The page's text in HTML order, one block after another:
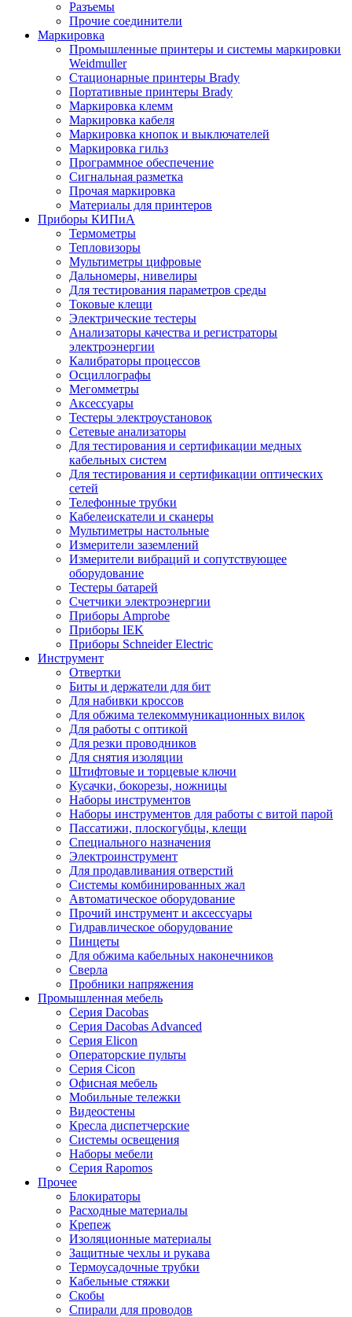
Разъемы
Прочие соединители
Маркировка
Промышленные принтеры и системы маркировки
Weidmuller
Стационарные принтеры Brady
Портативные принтеры Brady
Маркировка клемм
Маркировка кабеля
Маркировка кнопок и выключателей
Маркировка гильз
Программное обеспечение
Сигнальная разметка
Прочая маркировка
Материалы для принтеров
Приборы КИПиА
Термометры
Тепловизоры
Мультиметры цифровые
Дальномеры, нивелиры
Для тестирования параметров среды
Токовые клещи
Электрические тестеры
Анализаторы качества и регистраторы
электроэнергии
Калибраторы процессов
Осциллографы
Мегомметры
Аксессуары
Тестеры электроустановок
Сетевые анализаторы
Для тестирования и сертификации медных
кабельных систем
Для тестирования и сертификации оптических
сетей
Телефонные трубки
Кабелеискатели и сканеры
Мультиметры настольные
Измерители заземлений
Измерители вибраций и сопутствующее
оборудование
Тестеры батарей
Счетчики электроэнергии
Приборы Amprobe
Приборы IEK
Приборы Schneider Electric
Инструмент
Отвертки
Биты и держатели для бит
Для набивки кроссов
Для обжима телекоммуникационных вилок
Для работы с оптикой
Для резки проводников
Для снятия изоляции
Штифтовые и торцевые ключи
Кусачки, бокорезы, ножницы
Наборы инструментов
Наборы инструментов для работы с витой парой
Пассатижи, плоскогубцы, клещи
Специального назначения
Электроинструмент
Для продавливания отверстий
Системы комбинированных жал
Автоматическое оборудование
Прочий инструмент и аксессуары
Гидравлическое оборудование
Пинцеты
Для обжима кабельных наконечников
Сверла
Пробники напряжения
Промышленная мебель
Серия Dacobas
Серия Dacobas Advanced
Серия Elicon
Операторские пульты
Серия Cicon
Офисная мебель
Мобильные тележки
Видеостены
Кресла диспетчерские
Системы освещения
Наборы мебели
Серия Rapomos
Прочее
Блокираторы
Расходные материалы
Крепеж
Изоляционные материалы
Защитные чехлы и рукава
Термоусадочные трубки
Кабельные стяжки
Скобы
Спирали для проводов